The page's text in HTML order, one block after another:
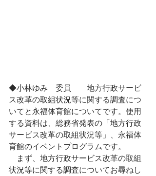
◆小林ゆみ　委員　　地方行政サービ
ス改革の取組状況等に関する調査につ
いてと永福体育館についてです。使用
する資料は、総務省発表の「地方行政
サービス改革の取組状況等」、永福体
育館のイベントプログラムです。
まず、地方行政サービス改革の取組
状況等に関する調査についてお尋ねし